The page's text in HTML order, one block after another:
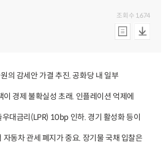
조회수 1,674
의 감세안 가결 추진. 공화당 내 일부
경제 불확실성 초래. 인플레이션 억제에
대금리(LPR) 10bp 인하. 경기 활성화 등이
동차 관세 폐지가 중요. 장기물 국채 입찰은